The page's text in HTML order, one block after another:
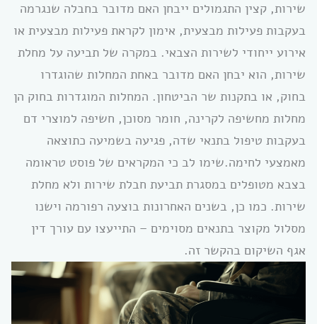
שירות, קצין התגמולים ייבחן האם מדובר בחבלה שנגרמה
בעקבות פעילות מבצעית, אימון לקראת פעילות מבצעית או
אירוע ייחודי לשירות הצבאי. במקרה של תביעה על מחלת
שירות, הוא יבחן האם מדובר באחת המחלות שהוגדרו
בחוק, או בתקנות שר הביטחון. המחלות המוגדרות בחוק הן
מחלות מחשיפה לקרינה, חומר מסוכן, חשיפה למוצרי דם
בעקבות טיפול בתנאי שדה, פגיעה בשמיעה כתוצאה
מאמצעי לחימה.שימו לב כי המקראים של פוסט טראומה
בצבא מטופלים במסגרת תביעת חבלת שירות ולא מחלת
שירות. כמו כן, בשנים האחרונות בוצעה רפורמה וישנו
מסלול מקוצר בתנאים מסוימים – התייעצו עם עורך דין
אגף השיקום בהקשר זה.